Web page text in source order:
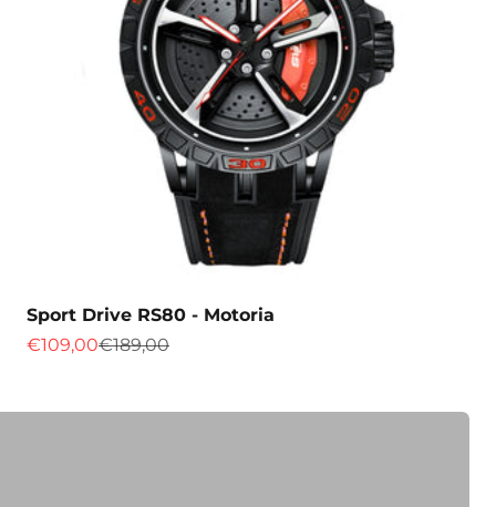
Sport Drive RS80 - Motoria
Prix de vente
€109,00Prix normal
€189,00